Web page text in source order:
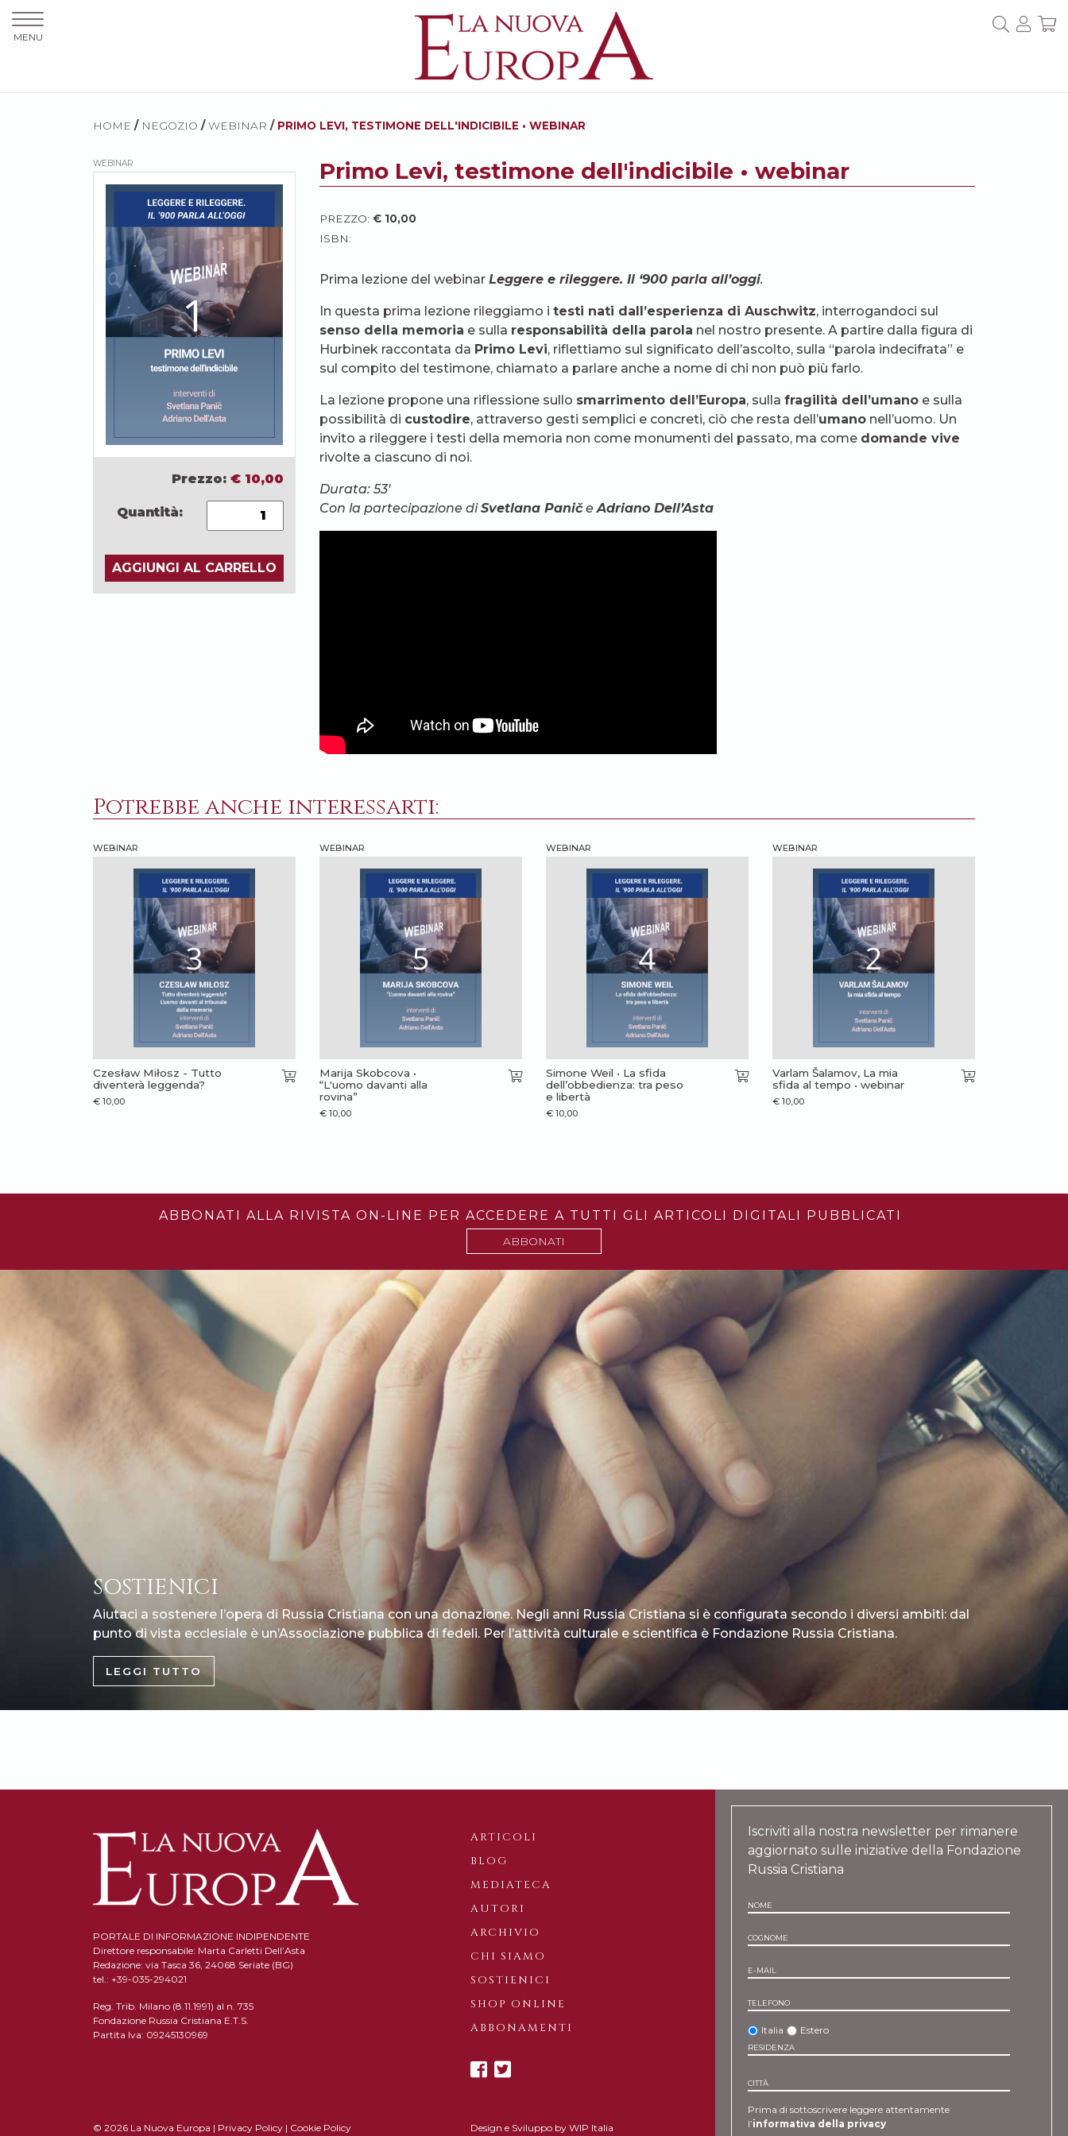
HOME / NEGOZIO / WEBINAR / PRIMO LEVI, TESTIMONE DELL'INDICIBILE • WEBINAR
WEBINAR
Prezzo: € 10,00
Quantità:
AGGIUNGI AL CARRELLO
Primo Levi, testimone dell'indicibile • webinar
PREZZO: € 10,00
ISBN:
Prima lezione del webinar Leggere e rileggere. Il ‘900 parla all’oggi.
In questa prima lezione rileggiamo i testi nati dall’esperienza di Auschwitz, interrogandoci sul
senso della memoria e sulla responsabilità della parola nel nostro presente. A partire dalla figura di
Hurbinek raccontata da Primo Levi, riflettiamo sul significato dell’ascolto, sulla “parola indecifrata” e
sul compito del testimone, chiamato a parlare anche a nome di chi non può più farlo.
La lezione propone una riflessione sullo smarrimento dell’Europa, sulla fragilità dell’umano e sulla
possibilità di custodire, attraverso gesti semplici e concreti, ciò che resta dell’umano nell’uomo. Un
invito a rileggere i testi della memoria non come monumenti del passato, ma come domande vive
rivolte a ciascuno di noi.
Durata: 53′
Con la partecipazione diSvetlana PaničeAdriano Dell’Asta
Potrebbe anche interessarti:
WEBINAR
Czesław Miłosz - Tutto
diventerà leggenda?
€ 10,00
WEBINAR
Marija Skobcova •
“L'uomo davanti alla
rovina”
€ 10,00
WEBINAR
Simone Weil • La sfida
dell’obbedienza: tra peso
e libertà
€ 10,00
WEBINAR
Varlam Šalamov, La mia
sfida al tempo • webinar
€ 10,00
ABBONATI ALLA RIVISTA ON-LINE PER ACCEDERE A TUTTI GLI ARTICOLI DIGITALI PUBBLICATI
ABBONATI
SOSTIENICI
Aiutaci a sostenere l’opera di Russia Cristiana con una donazione. Negli anni Russia Cristiana si è configurata secondo i diversi ambiti: dal
punto di vista ecclesiale è un’Associazione pubblica di fedeli. Per l’attività culturale e scientifica è Fondazione Russia Cristiana.
LEGGI TUTTO
PORTALE DI INFORMAZIONE INDIPENDENTE
Direttore responsabile: Marta Carletti Dell’Asta
Redazione: via Tasca 36, 24068 Seriate (BG)
tel.: +39-035-294021
Reg. Trib. Milano (8.11.1991) al n. 735
Fondazione Russia Cristiana E.T.S.
Partita Iva: 09245130969
ARTICOLI
BLOG
MEDIATECA
AUTORI
ARCHIVIO
CHI SIAMO
SOSTIENICI
SHOP ONLINE
ABBONAMENTI
© 2026 La Nuova Europa | Privacy Policy | Cookie Policy Design e Sviluppo by WIP Italia
Iscriviti alla nostra newsletter per rimanere
aggiornato sulle iniziative della Fondazione
Russia Cristiana
NOME
COGNOME
E-MAIL
TELEFONO
Italia Estero
RESIDENZA
CITTÀ
Prima di sottoscrivere leggere attentamente
l’informativa della privacy
MENU